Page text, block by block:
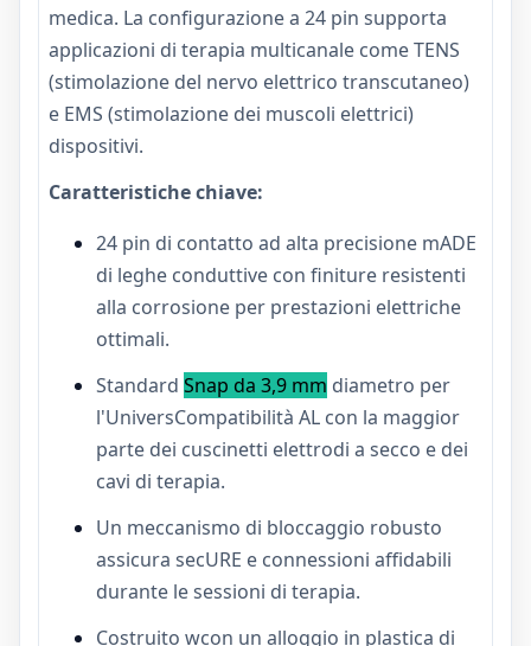
medica. La configurazione a 24 pin supporta
applicazioni di terapia multicanale come TENS
(stimolazione del nervo elettrico transcutaneo)
e EMS (stimolazione dei muscoli elettrici)
dispositivi.
Caratteristiche chiave:
24 pin di contatto ad alta precisione mADE
di leghe conduttive con finiture resistenti
alla corrosione per prestazioni elettriche
ottimali.
Standard Snap da 3,9 mm diametro per
l'UniversCompatibilità AL con la maggior
parte dei cuscinetti elettrodi a secco e dei
cavi di terapia.
Un meccanismo di bloccaggio robusto
assicura secURE e connessioni affidabili
durante le sessioni di terapia.
Costruito wcon un alloggio in plastica di